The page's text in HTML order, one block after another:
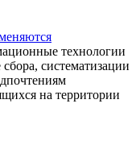
технологии
систематизации
на территории